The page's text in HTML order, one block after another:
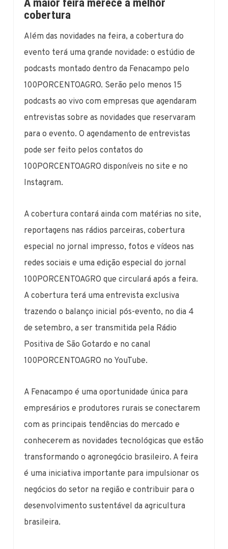
cobertura
Além das novidades na feira, a cobertura do
evento terá uma grande novidade: o estúdio de
podcasts montado dentro da Fenacampo pelo
100PORCENTOAGRO. Serão pelo menos 15
podcasts ao vivo com empresas que agendaram
entrevistas sobre as novidades que reservaram
para o evento. O agendamento de entrevistas
pode ser feito pelos contatos do
100PORCENTOAGRO disponíveis no site e no
Instagram.
A cobertura contará ainda com matérias no site,
reportagens nas rádios parceiras, cobertura
especial no jornal impresso, fotos e vídeos nas
redes sociais e uma edição especial do jornal
100PORCENTOAGRO que circulará após a feira.
A cobertura terá uma entrevista exclusiva
trazendo o balanço inicial pós-evento, no dia 4
de setembro, a ser transmitida pela Rádio
Positiva de São Gotardo e no canal
100PORCENTOAGRO no YouTube.
A Fenacampo é uma oportunidade única para
empresários e produtores rurais se conectarem
com as principais tendências do mercado e
conhecerem as novidades tecnológicas que estão
transformando o agronegócio brasileiro. A feira
é uma iniciativa importante para impulsionar os
negócios do setor na região e contribuir para o
desenvolvimento sustentável da agricultura
brasileira.